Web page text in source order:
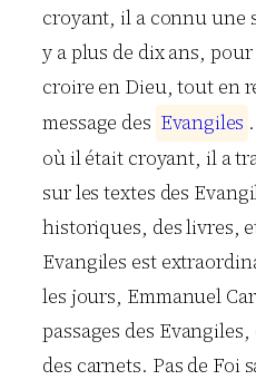
croyant, il a connu une
y a plus de dix ans,
croire en Dieu, tout en
message des Evangiles
où il était croyant, il a
sur les textes des
historiques, des livres,
Evangiles est
les jours, Emmanuel
passages des
des carnets. Pas de Foi